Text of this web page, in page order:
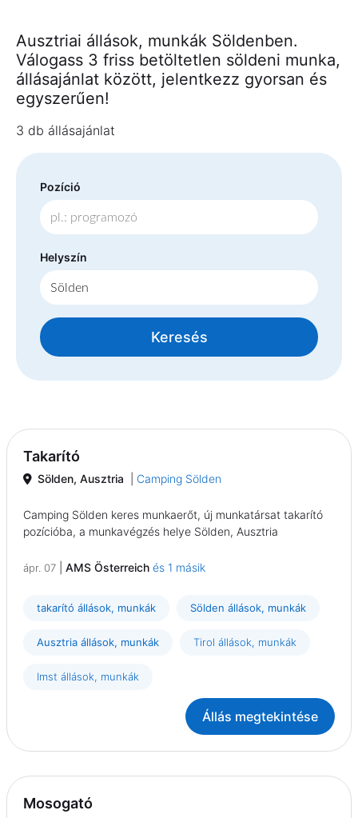
Ausztriai állások, munkák Söldenben.
Válogass 3 friss betöltetlen söldeni munka,
állásajánlat között, jelentkezz gyorsan és
egyszerűen!
3 db állásajánlat
Pozíció
Helyszín
Keresés
Takarító
Sölden, Ausztria Camping Sölden
Camping Sölden keres munkaerőt, új munkatársat takarító
pozícióba, a munkavégzés helye Sölden, Ausztria
ápr. 07 AMS Österreich és 1 másik
takarító állások, munkák Sölden állások, munkák
Ausztria állások, munkák Tirol állások, munkák
Imst állások, munkák
Állás megtekintése
Mosogató